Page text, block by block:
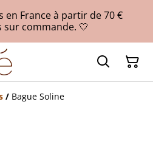
France à partir de 70 €
sur commande. 🤍
/ Bague Soline